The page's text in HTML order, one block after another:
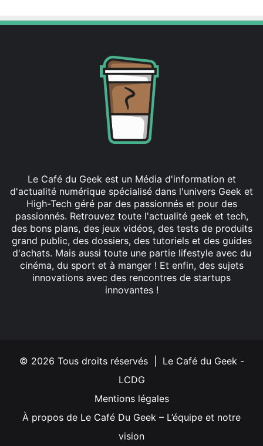
Le Café du Geek est un Média d'information et
d'actualité numérique spécialisé dans l'univers Geek et
High-Tech géré par des passionnés et pour des
passionnés. Retrouvez toute l'actualité geek et tech,
des bons plans, des jeux vidéos, des tests de produits
grand public, des dossiers, des tutoriels et des guides
d'achats. Mais aussi toute une partie lifestyle avec du
cinéma, du sport et à manger ! Et enfin, des sujets
innovations avec des rencontres de startups
innovantes !
© 2026 Tous droits réservés | Le Café du Geek -
LCDG
Mentions légales
À propos de Le Café Du Geek – L’équipe et notre
vision